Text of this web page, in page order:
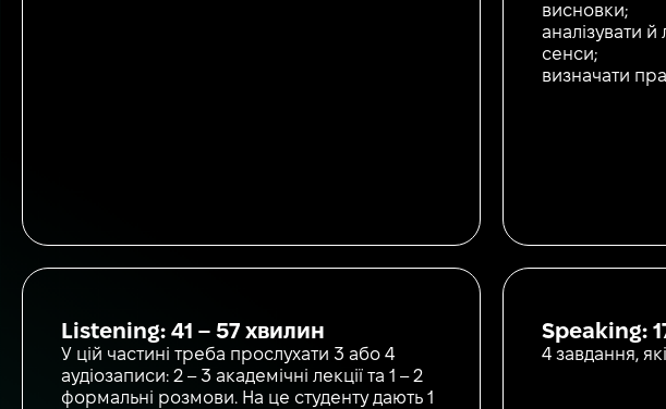
висновки;
аналізувати й
сенси;
визначати
Listening: 41 – 57 хвилин
У цій частині треба прослухати 3 або 4
аудіозаписи: 2 – 3 академічні лекції та 1 – 2
формальні розмови. На це студенту дають 1
Speaking:
4 завдання,